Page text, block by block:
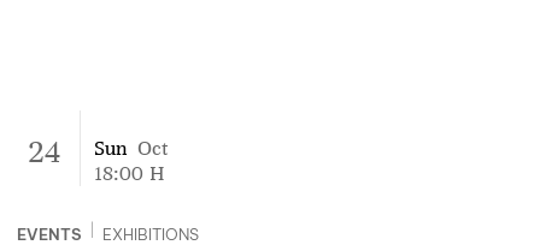
24 Sun Oct
18:00 H
EVENTS EXHIBITIONS